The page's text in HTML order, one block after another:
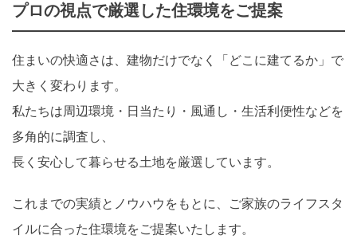
プロの視点で厳選した住環境をご提案
住まいの快適さは、建物だけでなく「どこに建てるか」で
大きく変わります。
私たちは周辺環境・日当たり・風通し・生活利便性などを
多角的に調査し、
長く安心して暮らせる土地を厳選しています。
これまでの実績とノウハウをもとに、ご家族のライフスタ
イルに合った住環境をご提案いたします。